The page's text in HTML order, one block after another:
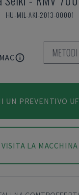
HU-MIL-AKI-2013-00001
UN PREVENTIVO
VISITA LA MACCHINA